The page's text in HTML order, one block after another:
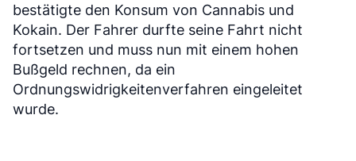
bestätigte den Konsum von Cannabis und
Kokain. Der Fahrer durfte seine Fahrt nicht
fortsetzen und muss nun mit einem hohen
Bußgeld rechnen, da ein
Ordnungswidrigkeitenverfahren eingeleitet
wurde.